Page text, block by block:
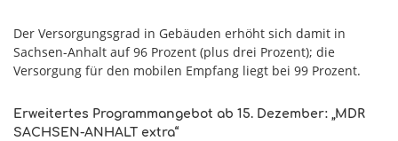
Der Versorgungsgrad in Gebäuden erhöht sich damit in
Sachsen-Anhalt auf 96 Prozent (plus drei Prozent); die
Versorgung für den mobilen Empfang liegt bei 99 Prozent.
Erweitertes Programmangebot ab 15. Dezember: „MDR
SACHSEN-ANHALT extra“